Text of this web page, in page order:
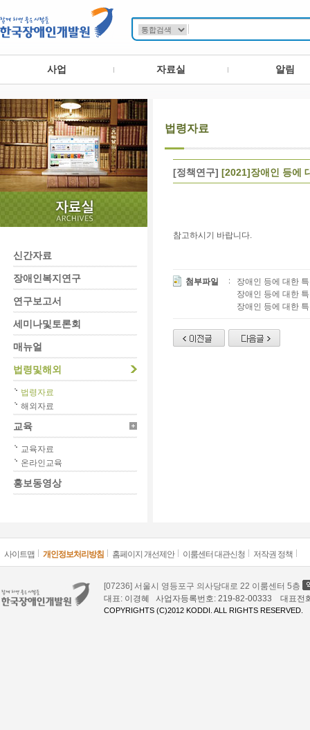
사업 자료실 알림
신간자료
장애인복지연구
연구보고서
세미나및토론회
매뉴얼
법령및해외
법령자료
해외자료
교육
교육자료
온라인교육
홍보동영상
법령자료
[정책연구] [2021]장애인 등에
참고하시기 바랍니다.
첨부파일
장애인 등에 대한
장애인 등에 대한
장애인 등에 대한
사이트맵 개인정보처리방침 홈페이지 개선제안 이룸센터 대관신청 저작권 정책
[07236] 서울시 영등포구 의사당대로 22 이룸센터 5층
대표: 이경혜 사업자등록번호: 219-82-00333 대표
COPYRIGHTS (C)2012 KODDI. ALL RIGHTS RESERVED.